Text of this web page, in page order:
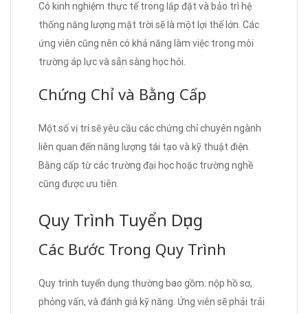
Có kinh nghiệm thực tế trong lắp đặt và bảo trì hệ
thống năng lượng mặt trời sẽ là một lợi thế lớn. Các
ứng viên cũng nên có khả năng làm việc trong môi
trường áp lực và sẵn sàng học hỏi.
Chứng Chỉ và Bằng Cấp
Một số vị trí sẽ yêu cầu các chứng chỉ chuyên ngành
liên quan đến năng lượng tái tạo và kỹ thuật điện.
Bằng cấp từ các trường đại học hoặc trường nghề
cũng được ưu tiên.
Quy Trình Tuyển Dụng
Các Bước Trong Quy Trình
Quy trình tuyển dụng thường bao gồm: nộp hồ sơ,
phỏng vấn, và đánh giá kỹ năng. Ứng viên sẽ phải trải